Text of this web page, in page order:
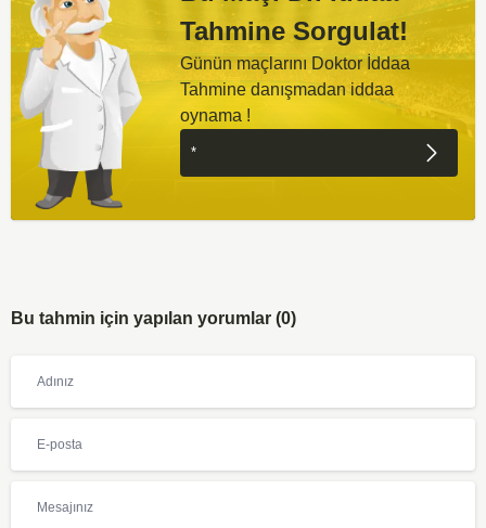
Tahmine Sorgulat!
Günün maçlarını Doktor İddaa
Tahmine danışmadan iddaa
oynama !
Bu tahmin için yapılan yorumlar (0)